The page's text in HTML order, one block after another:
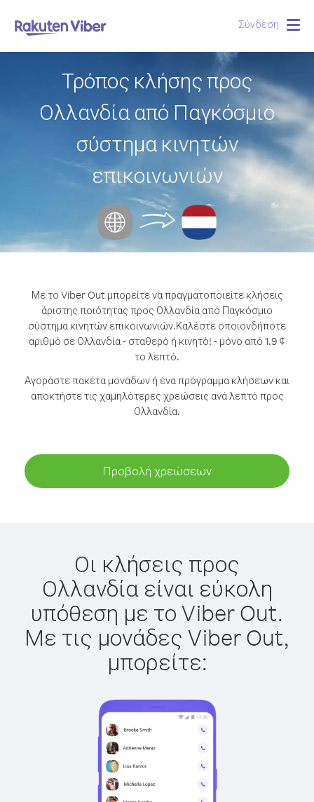
Σύνδεση
Τρόπος κλήσης προς
Ολλανδία από Παγκόσμιο
σύστημα κινητών
επικοινωνιών
Με το Viber Out μπορείτε να πραγματοποιείτε κλήσεις
άριστης ποιότητας προς Ολλανδία από Παγκόσμιο
σύστημα κινητών επικοινωνιών.Καλέστε οποιονδήποτε
αριθμό σε Ολλανδία - σταθερό ή κινητό! - μόνο από 1.9 ¢
το λεπτό.
Αγοράστε πακέτα μονάδων ή ένα πρόγραμμα κλήσεων και
αποκτήστε τις χαμηλότερες χρεώσεις ανά λεπτό προς
Ολλανδία.
Προβολή χρεώσεων
Οι κλήσεις προς
Ολλανδία είναι εύκολη
υπόθεση με το Viber Out.
Με τις μονάδες Viber Out,
μπορείτε: